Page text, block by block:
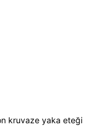
kruvaze yaka eteği